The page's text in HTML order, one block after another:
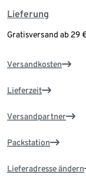
Lieferung
Gratisversand ab 29
Versandkosten
Lieferzeit
Versandpartner
Packstation
Lieferadresse ändern